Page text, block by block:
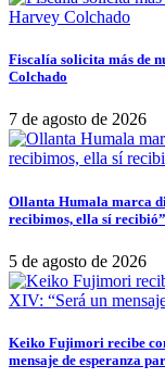
Fiscalía solicita más de
Colchado
7 de agosto de 2026
Ollanta Humala marca
recibimos, ella sí recibió”
5 de agosto de 2026
Keiko Fujimori recibe
mensaje de esperanza